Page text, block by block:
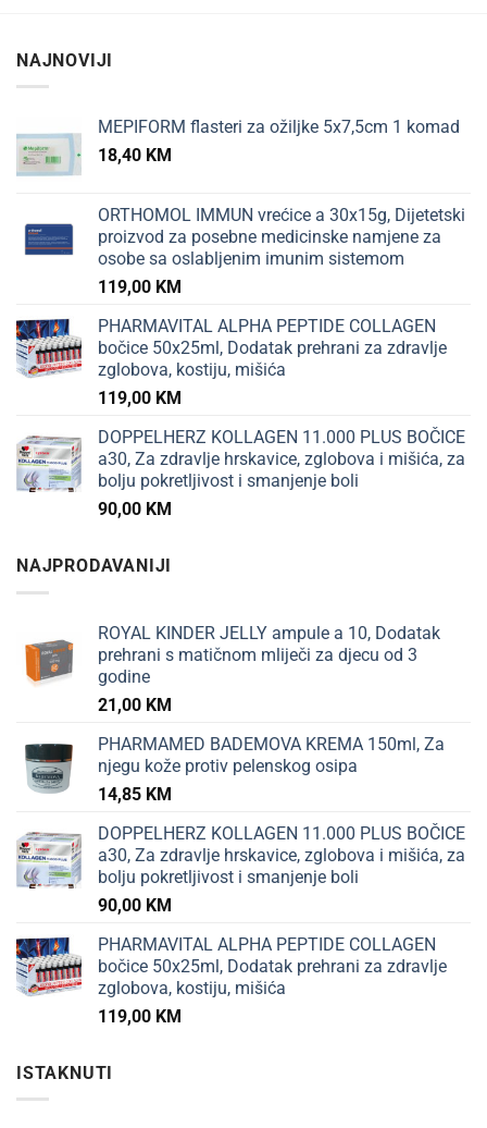
NAJNOVIJI
MEPIFORM flasteri za ožiljke 5x7,5cm 1 komad
18,40 KM
ORTHOMOL IMMUN vrećice a 30x15g, Dijetetski
proizvod za posebne medicinske namjene za
osobe sa oslabljenim imunim sistemom
119,00 KM
PHARMAVITAL ALPHA PEPTIDE COLLAGEN
bočice 50x25ml, Dodatak prehrani za zdravlje
zglobova, kostiju, mišića
119,00 KM
DOPPELHERZ KOLLAGEN 11.000 PLUS BOČICE
a30, Za zdravlje hrskavice, zglobova i mišića, za
bolju pokretljivost i smanjenje boli
90,00 KM
NAJPRODAVANIJI
ROYAL KINDER JELLY ampule a 10, Dodatak
prehrani s matičnom mliječi za djecu od 3
godine
21,00 KM
PHARMAMED BADEMOVA KREMA 150ml, Za
njegu kože protiv pelenskog osipa
14,85 KM
DOPPELHERZ KOLLAGEN 11.000 PLUS BOČICE
a30, Za zdravlje hrskavice, zglobova i mišića, za
bolju pokretljivost i smanjenje boli
90,00 KM
PHARMAVITAL ALPHA PEPTIDE COLLAGEN
bočice 50x25ml, Dodatak prehrani za zdravlje
zglobova, kostiju, mišića
119,00 KM
ISTAKNUTI